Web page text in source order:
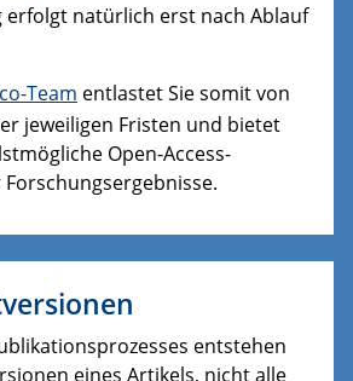
natürlich erst nach Ablauf
Team entlastet Sie somit von
jeweiligen Fristen und bietet
Open-Access-
entstehen
eines Artikels, nicht alle